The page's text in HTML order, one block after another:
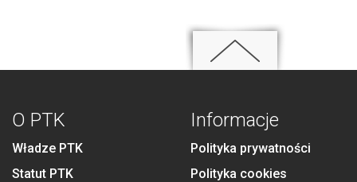
O PTK
Władze PTK
Statut PTK
Informacje
Polityka prywatności
Polityka cookies